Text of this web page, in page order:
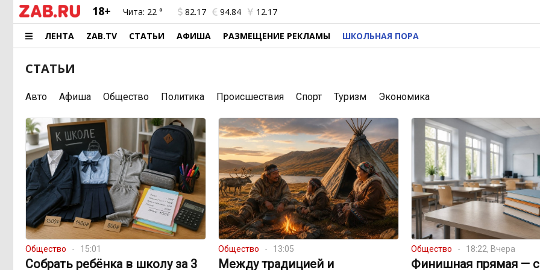
18+ Чита: 22 ° 82.17 94.84 12.17
ЛЕНТА ZAB.TV СТАТЬИ АФИША РАЗМЕЩЕНИЕ РЕКЛАМЫ ШКОЛЬНАЯ ПОРА
СТАТЬИ
Авто Афиша Общество Политика Происшествия Спорт Туризм Экономика
Общество 15:01
Собрать ребёнка в школу за 3
Общество 13:05
Между традицией и
Общество 18:22, Вчера
Финишная прямая —